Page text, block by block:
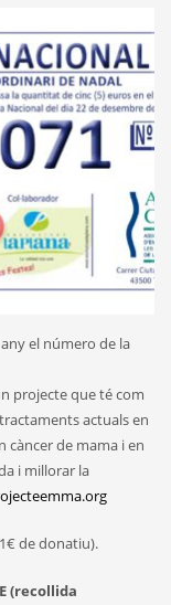
any el número de la
projecte que té com
actuals en
càncer de mama i en
i millorar la
de donatiu).
(recollida